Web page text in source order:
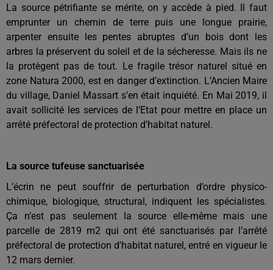
La source pétrifiante se mérite, on y accède à pied. Il faut
emprunter un chemin de terre puis une longue prairie,
arpenter ensuite les pentes abruptes d’un bois dont les
arbres la préservent du soleil et de la sécheresse. Mais ils ne
la protègent pas de tout. Le fragile trésor naturel situé en
zone Natura 2000, est en danger d’extinction. L’Ancien Maire
du village, Daniel Massart s’en était inquiété. En Mai 2019, il
avait sollicité les services de l’Etat pour mettre en place un
arrêté préfectoral de protection d’habitat naturel.
La source tufeuse sanctuarisée
L’écrin ne peut souffrir de perturbation d’ordre physico-
chimique, biologique, structural, indiquent les spécialistes.
Ça n’est pas seulement la source elle-même mais une
parcelle de 2819 m2 qui ont été sanctuarisés par l’arrêté
préfectoral de protection d’habitat naturel, entré en vigueur le
12 mars dernier.